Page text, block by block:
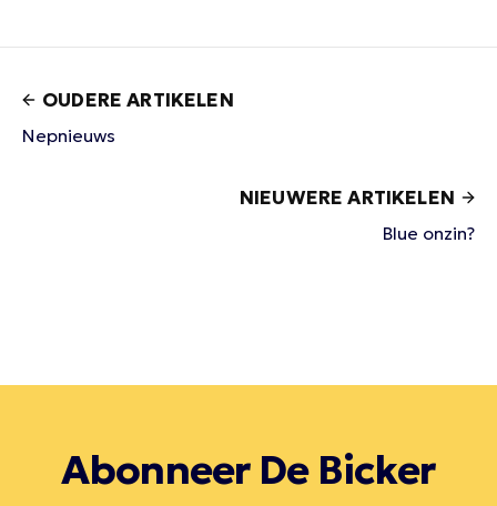
OUDERE ARTIKELEN
Nepnieuws
NIEUWERE ARTIKELEN
Blue onzin?
Abonneer De Bicker